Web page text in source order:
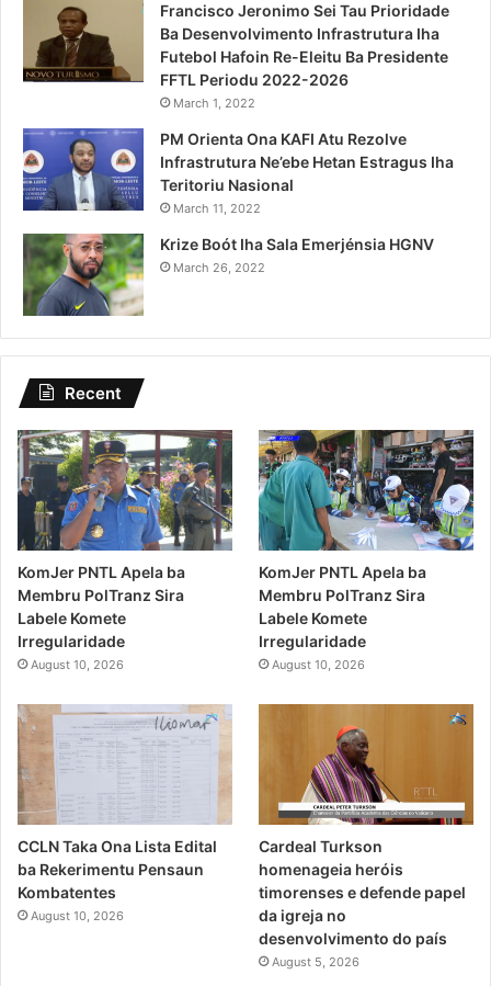
Francisco Jeronimo Sei Tau Prioridade
Ba Desenvolvimento Infrastrutura Iha
Futebol Hafoin Re-Eleitu Ba Presidente
FFTL Periodu 2022-2026
March 1, 2022
PM Orienta Ona KAFI Atu Rezolve
Infrastrutura Ne’ebe Hetan Estragus Iha
Teritoriu Nasional
March 11, 2022
Krize Boót Iha Sala Emerjénsia HGNV
March 26, 2022
Recent
KomJer PNTL Apela ba
Membru PolTranz Sira
Labele Komete
Irregularidade
August 10, 2026
KomJer PNTL Apela ba
Membru PolTranz Sira
Labele Komete
Irregularidade
August 10, 2026
CCLN Taka Ona Lista Edital
ba Rekerimentu Pensaun
Kombatentes
August 10, 2026
Cardeal Turkson
homenageia heróis
timorenses e defende papel
da igreja no
desenvolvimento do país
August 5, 2026